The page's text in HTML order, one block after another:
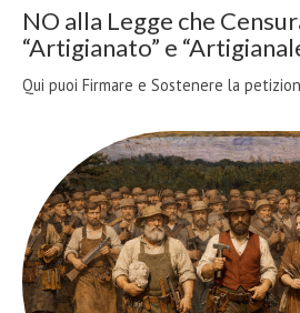
NO alla Legge che
“Artigianato” e
Qui puoi Firmare e Sostenere la